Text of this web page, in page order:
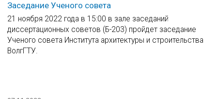
Заседание Ученого совета
21 ноября 2022 года в 15:00 в зале заседаний
диссертационных советов (Б-203) пройдет заседание
Ученого совета Института архитектуры и строительства
ВолгГТУ.